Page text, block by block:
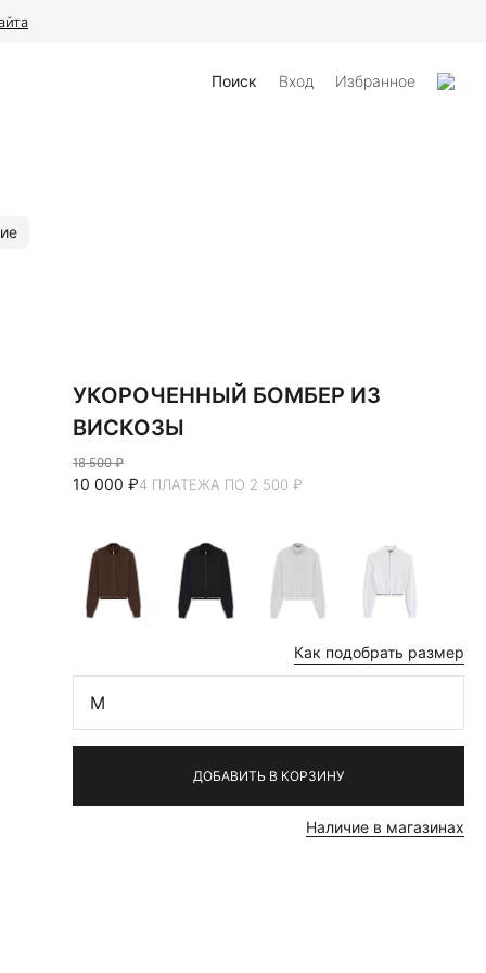
Поиск Вход Избранное
УКОРОЧЕННЫЙ БОМБЕР ИЗ
ВИСКОЗЫ
18 500 ₽
10 000 ₽4 ПЛАТЕЖА ПО 2 500 ₽
Как подобрать размер
M
ДОБАВИТЬ В КОРЗИНУ
Наличие в магазинах